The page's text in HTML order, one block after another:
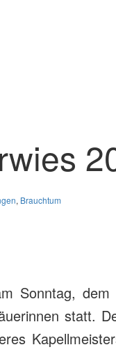
, Brauchtum
Sonntag,
statt.